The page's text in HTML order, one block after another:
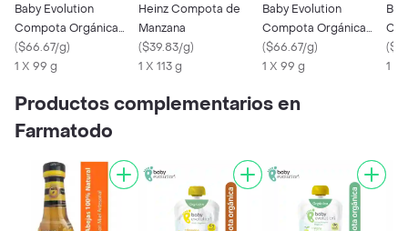
Baby Evolution
Compota Orgánica
Manzana Calabaza. 0g
de azúcar añadido.
($66.67/g)
1 X 99 g
Heinz Compota de
Manzana
($39.83/g)
1 X 113 g
Baby Evolution
Compota Orgánica
Pera Mango Espinaca.
0g de azúcar añadido.
($66.67/g)
1 X 99 g
(
1 X
Productos complementarios en
Farmatodo